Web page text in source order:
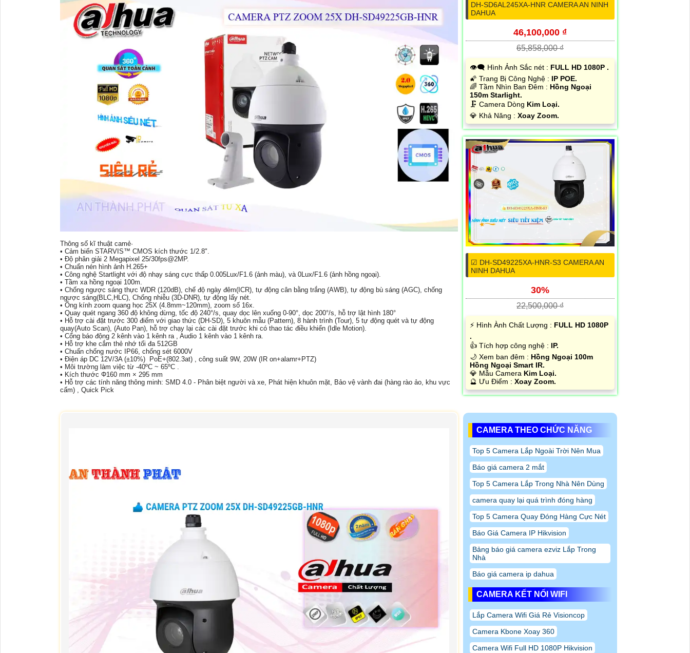
Thông số kĩ thuật camẻ·
• Cảm biến STARVIS™ CMOS kích thước 1/2.8".
• Độ phân giải 2 Megapixel 25/30fps@2MP.
• Chuẩn nén hình ảnh H.265+
• Công nghệ Startlight với độ nhạy sáng cực thấp 0.005Lux/F1.6 (ảnh màu), và 0Lux/F1.6 (ảnh hồng ngoại).
• Tầm xa hồng ngoại 100m.
• Chống ngược sáng thực WDR (120dB), chế độ ngày đêm(ICR), tự động cân bằng trắng (AWB), tự động bù sáng (AGC), chống
ngược sáng(BLC,HLC), Chống nhiễu (3D-DNR), tự động lấy nét.
• Ống kính zoom quang học 25X (4.8mm~120mm), zoom số 16x.
• Quay quét ngang 360 độ không dừng, tốc độ 240°/s, quay dọc lên xuống 0-90°, dọc 200°/s, hỗ trợ lật hình 180°
• Hỗ trợ cài đặt trước 300 điểm với giao thức (DH-SD), 5 khuôn mẫu (Pattern), 8 hành trình (Tour), 5 tự động quét và tự động
quay(Auto Scan), (Auto Pan), hỗ trợ chạy lại các cài đặt trước khi có thao tác điều khiển (Idle Motion).
• Cổng báo động 2 kênh vào 1 kênh ra , Audio 1 kênh vào 1 kênh ra.
• Hỗ trợ khe cắm thẻ nhớ tối đa 512GB
• Chuẩn chống nước IP66, chống sét 6000V
• Điện áp DC 12V/3A (±10%) PoE+(802.3at) , công suất 9W, 20W (IR on+alamr+PTZ)
• Môi trường làm việc từ -40ºC ~ 65ºC .
• Kích thước Φ160 mm × 295 mm
• Hỗ trợ các tính năng thông minh: SMD 4.0 - Phân biệt người và xe, Phát hiện khuôn mặt, Bảo vệ vành đai (hàng rào ảo, khu vực
cấm) , Quick Pick
DH-SD6AL245XA-HNR CAMERA AN NINH
DAHUA
46,100,000 ₫
65,858,000 ₫
👁️‍🗨 Hình Ảnh Sắc nét : FULL HD 1080P .
🌠 Trang Bị Công Nghệ : IP POE.
🌈 Tầm Nhìn Ban Đêm : Hồng Ngoại
150m Starlight.
🗜️ Camera Dòng Kim Loại.
️💎 Khả Năng : Xoay Zoom.
☑ DH-SD49225XA-HNR-S3 CAMERA AN
NINH DAHUA
30%
22,500,000 ₫
️⚡ Hình Ành Chất Lượng : FULL HD 1080P
.
👍 Tích hợp công nghệ : IP.
🌙 Xem ban đêm : Hồng Ngoại 100m
Hồng Ngoại Smart IR.
💎 Mẫu Camera Kim Loại.
️🔮 Ưu Điểm : Xoay Zoom.
CAMERA THEO CHỨC NĂNG
Top 5 Camera Lắp Ngoài Trời Nên Mua
Báo giá camera 2 mắt
Top 5 Camera Lắp Trong Nhà Nên Dùng
camera quay lại quá trình đóng hàng
Top 5 Camera Quay Đóng Hàng Cực Nét
Báo Giá Camera IP Hikvision
Bảng báo giá camera ezviz Lắp Trong
Nhà
Báo giá camera ip dahua
CAMERA KẾT NỐI WIFI
Lắp Camera Wifi Giá Rẻ Visioncop
Camera Kbone Xoay 360
Camera Wifi Full HD 1080P Hikvision